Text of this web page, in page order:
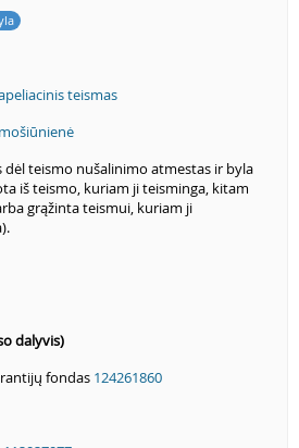
teismas
dėl teismo nušalinimo atmestas ir byla
iš teismo, kuriam ji teisminga, kitam
grąžinta teismui, kuriam ji
dalyvis)
fondas 124261860